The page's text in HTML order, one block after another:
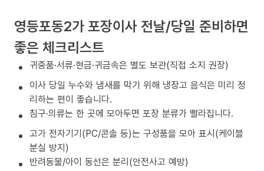
영등포동2가 포장이사 전날/당일 준비하면
좋은 체크리스트
귀중품·서류·현금·귀금속은 별도 보관(직접 소지 권장)
이사 당일 누수와 냄새를 막기 위해 냉장고 음식은 미리 정
리하는 편이 좋습니다.
침구·의류는 한 곳에 모아두면 포장 분류가 빨라집니다.
고가 전자기기(PC/콘솔 등)는 구성품을 모아 표시(케이블
분실 방지)
반려동물/아이 동선은 분리(안전사고 예방)